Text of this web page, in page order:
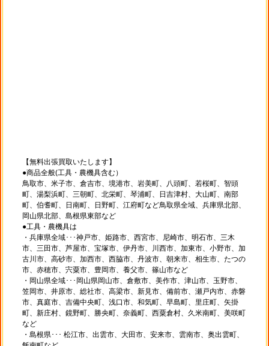
【無料出張買取いたします】
●商品全般(工具・農機具含む）
鳥取市、米子市、倉吉市、境港市、岩美町、八頭町、若桜町、智頭
町、湯梨浜町、三朝町、北栄町、琴浦町、日吉津村、大山町、南部
町、伯耆町、日南町、日野町、江府町など鳥取県全域、兵庫県北部、
岡山県北部、島根県東部など
●工具・農機具は
・兵庫県全域･･･神戸市、姫路市、西宮市、尼崎市、明石市、三木
市、三田市、芦屋市、宝塚市、伊丹市、川西市、加東市、小野市、加
古川市、高砂市、加西市、西脇市、丹波市、朝来市、相生市、たつの
市、赤穂市、宍粟市、豊岡市、養父市、篠山市など
・岡山県全域･･･岡山県岡山市、倉敷市、美作市、津山市、玉野市、
笠岡市、井原市、総社市、高梁市、新見市、備前市、瀬戸内市、赤磐
市、真庭市、吉備中央町、浅口市、和気町、早島町、里庄町、矢掛
町、新庄村、鏡野町、勝央町、奈義町、西粟倉村、久米南町、美咲町
など
・島根県･･･ 松江市、出雲市、大田市、安来市、雲南市、奥出雲町、